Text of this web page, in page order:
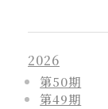
2026
第50期
第49期